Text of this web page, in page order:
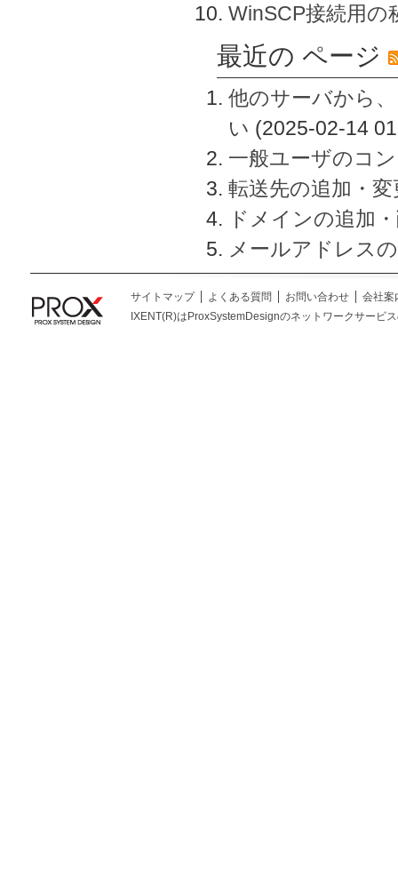
WinSCP接続用の
最近の ページ
他のサーバから
い (2025-02-14
一般ユーザのコ
転送先の追加・
ドメインの追加
メールアドレス
サイトマップ よくある質問 お問い合わせ
会社案
IXENT(R)はProxSystemDesignのネットワークサービ